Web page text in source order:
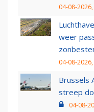
04-08-2026,
weer
04-08-
Brussels
streep
04-08-